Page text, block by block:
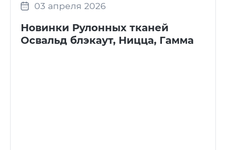
03 апреля 2026
Новинки Рулонных тканей
Освальд блэкаут, Ницца, Гамма